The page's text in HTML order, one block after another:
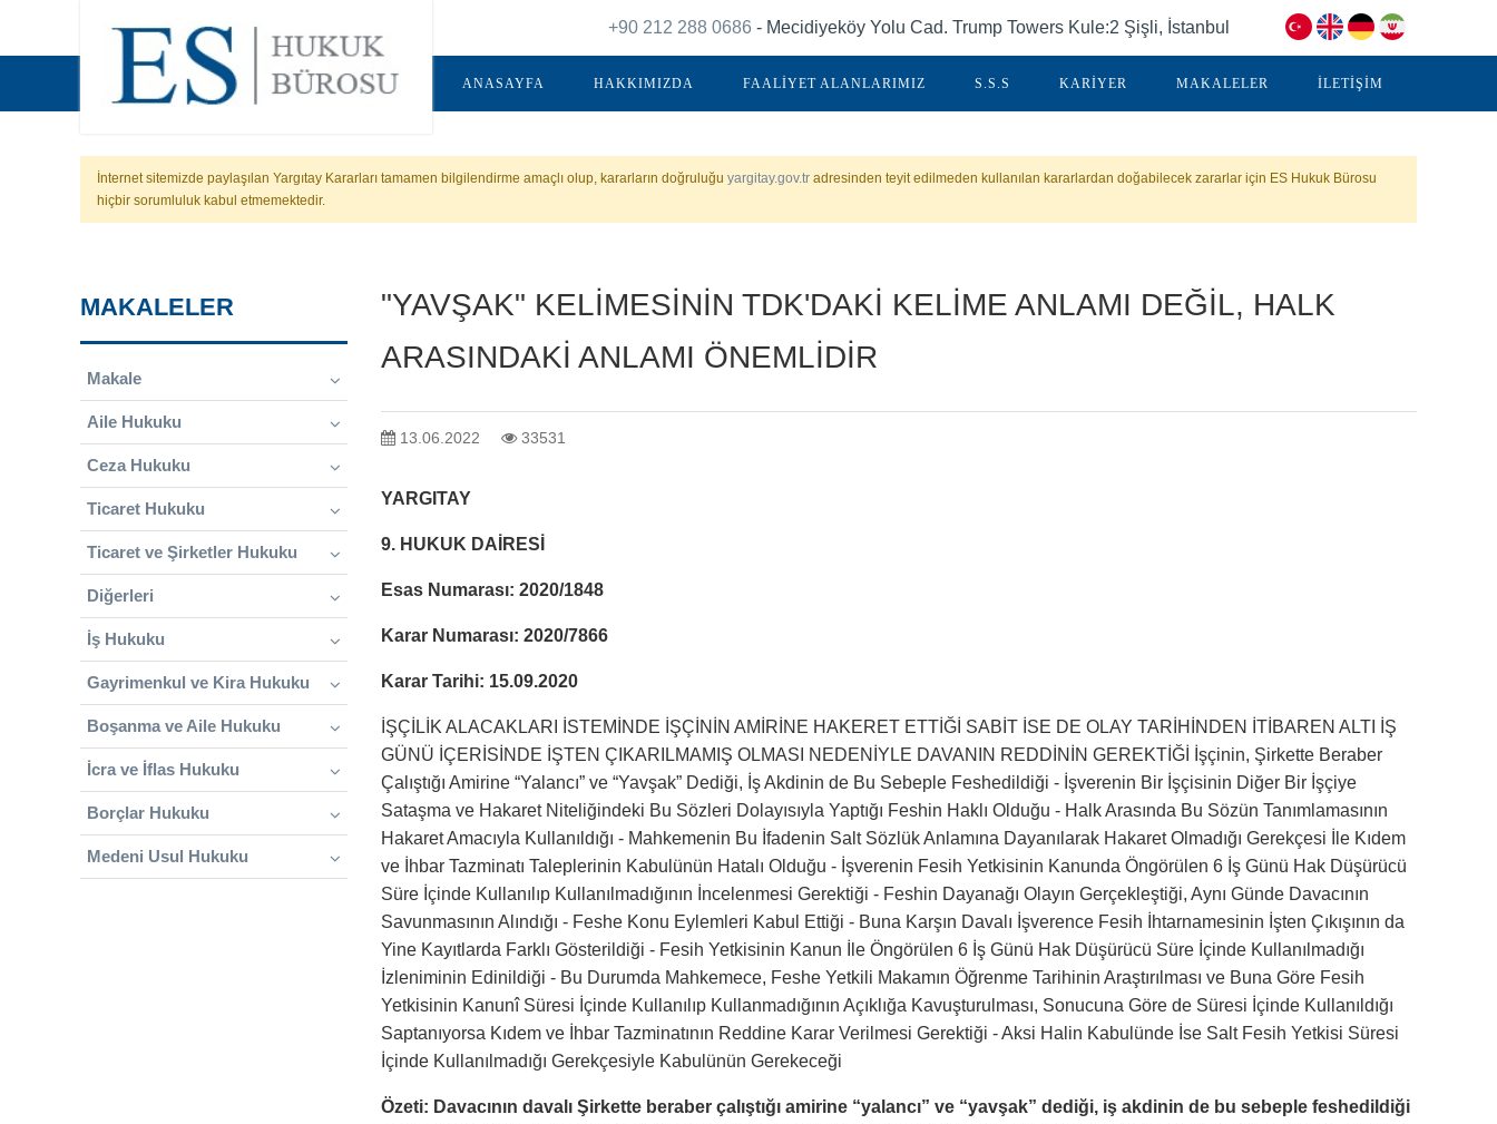
+90 212 288 0686 - Mecidiyeköy Yolu Cad. Trump Towers Kule:2 Şişli, İstanbul
ANASAYFA HAKKIMIZDA FAALİYET ALANLARIMIZ S.S.S KARİYER MAKALELER İLETİŞİM
İnternet sitemizde paylaşılan Yargıtay Kararları tamamen bilgilendirme amaçlı olup, kararların doğruluğu yargitay.gov.tr adresinden teyit edilmeden kullanılan kararlardan doğabilecek zararlar için ES Hukuk Bürosu
hiçbir sorumluluk kabul etmemektedir.
MAKALELER
Makale
Aile Hukuku
Ceza Hukuku
Ticaret Hukuku
Ticaret ve Şirketler Hukuku
Diğerleri
İş Hukuku
Gayrimenkul ve Kira Hukuku
Boşanma ve Aile Hukuku
İcra ve İflas Hukuku
Borçlar Hukuku
Medeni Usul Hukuku
"YAVŞAK" KELİMESİNİN TDK'DAKİ KELİME ANLAMI DEĞİL, HALK
ARASINDAKİ ANLAMI ÖNEMLİDİR
13.06.2022 33531
YARGITAY
9. HUKUK DAİRESİ
Esas Numarası: 2020/1848
Karar Numarası: 2020/7866
Karar Tarihi: 15.09.2020
İŞÇİLİK ALACAKLARI İSTEMİNDE İŞÇİNİN AMİRİNE HAKERET ETTİĞİ SABİT İSE DE OLAY TARİHİNDEN İTİBAREN ALTI İŞ
GÜNÜ İÇERİSİNDE İŞTEN ÇIKARILMAMIŞ OLMASI NEDENİYLE DAVANIN REDDİNİN GEREKTİĞİ İşçinin, Şirkette Beraber
Çalıştığı Amirine “Yalancı” ve “Yavşak” Dediği, İş Akdinin de Bu Sebeple Feshedildiği - İşverenin Bir İşçisinin Diğer Bir İşçiye
Sataşma ve Hakaret Niteliğindeki Bu Sözleri Dolayısıyla Yaptığı Feshin Haklı Olduğu - Halk Arasında Bu Sözün Tanımlamasının
Hakaret Amacıyla Kullanıldığı - Mahkemenin Bu İfadenin Salt Sözlük Anlamına Dayanılarak Hakaret Olmadığı Gerekçesi İle Kıdem
ve İhbar Tazminatı Taleplerinin Kabulünün Hatalı Olduğu - İşverenin Fesih Yetkisinin Kanunda Öngörülen 6 İş Günü Hak Düşürücü
Süre İçinde Kullanılıp Kullanılmadığının İncelenmesi Gerektiği - Feshin Dayanağı Olayın Gerçekleştiği, Aynı Günde Davacının
Savunmasının Alındığı - Feshe Konu Eylemleri Kabul Ettiği - Buna Karşın Davalı İşverence Fesih İhtarnamesinin İşten Çıkışının da
Yine Kayıtlarda Farklı Gösterildiği - Fesih Yetkisinin Kanun İle Öngörülen 6 İş Günü Hak Düşürücü Süre İçinde Kullanılmadığı
İzleniminin Edinildiği - Bu Durumda Mahkemece, Feshe Yetkili Makamın Öğrenme Tarihinin Araştırılması ve Buna Göre Fesih
Yetkisinin Kanunî Süresi İçinde Kullanılıp Kullanmadığının Açıklığa Kavuşturulması, Sonucuna Göre de Süresi İçinde Kullanıldığı
Saptanıyorsa Kıdem ve İhbar Tazminatının Reddine Karar Verilmesi Gerektiği - Aksi Halin Kabulünde İse Salt Fesih Yetkisi Süresi
İçinde Kullanılmadığı Gerekçesiyle Kabulünün Gerekeceği
Özeti: Davacının davalı Şirkette beraber çalıştığı amirine “yalancı” ve “yavşak” dediği, iş akdinin de bu sebeple feshedildiği